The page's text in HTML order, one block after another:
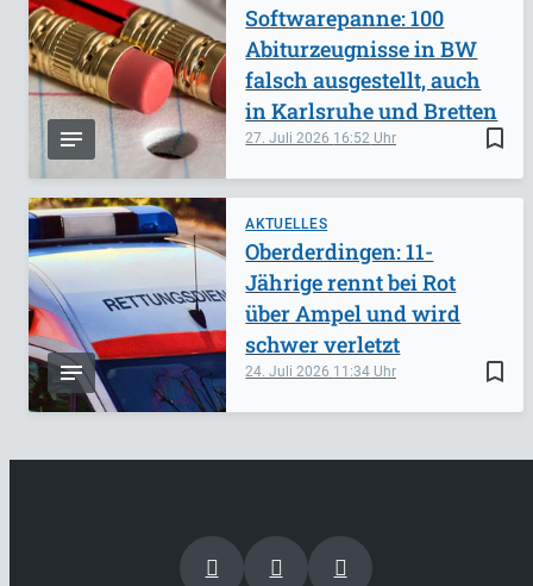
bookmark_border
27. Juli 2026 16:52
Softwarepanne: 100
Abiturzeugnisse in BW
falsch ausgestellt, auch
in Karlsruhe und Bretten
AKTUELLES
bookmark_border
24. Juli 2026 11:34
Oberderdingen: 11-
Jährige rennt bei Rot
über Ampel und wird
schwer verletzt